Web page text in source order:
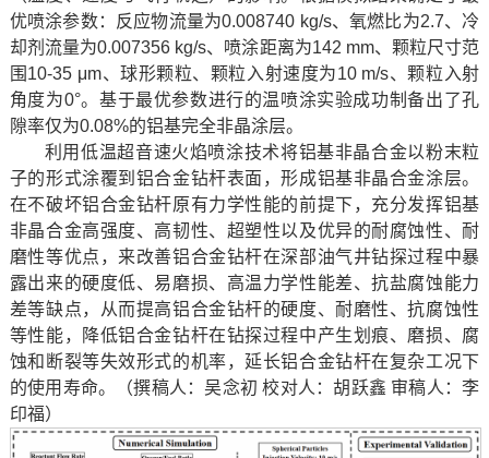
优喷涂参数：反应物流量为0.008740 kg/s、氧燃比为2.7、冷
却剂流量为0.007356 kg/s、喷涂距离为142 mm、颗粒尺寸范
围10-35 μm、球形颗粒、颗粒入射速度为10 m/s、颗粒入射
角度为0°。基于最优参数进行的温喷涂实验成功制备出了孔
隙率仅为0.08%的铝基完全非晶涂层。
利用低温超音速火焰喷涂技术将铝基非晶合金以粉末粒
子的形式涂覆到铝合金钻杆表面，形成铝基非晶合金涂层。
在不破坏铝合金钻杆原有力学性能的前提下，充分发挥铝基
非晶合金高强度、高韧性、超塑性以及优异的耐腐蚀性、耐
磨性等优点，来改善铝合金钻杆在深部油气井钻探过程中暴
露出来的硬度低、易磨损、高温力学性能差、抗盐腐蚀能力
差等缺点，从而提高铝合金钻杆的硬度、耐磨性、抗腐蚀性
等性能，降低铝合金钻杆在钻探过程中产生划痕、磨损、腐
蚀和断裂等失效形式的机率，延长铝合金钻杆在复杂工况下
的使用寿命。（撰稿人：吴念初 校对人：胡跃鑫 审稿人：李
印福）